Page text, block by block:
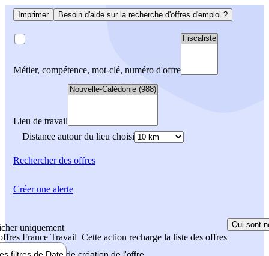
Imprimer Besoin d'aide sur la recherche d'offres d'emploi ?
Métier, compétence, mot-clé, numéro d'offre
Lieu de travail
Distance autour du lieu choisi
Rechercherdes offres
uniquement
France Travail Cette action recharge la liste des offres
Qui sont
Créer une alerte